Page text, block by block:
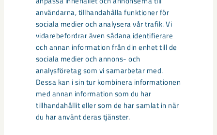
användarna, tillhandahålla funktioner för
sociala medier och analysera vår trafik. Vi
vidarebefordrar även sådana identifierare
och annan information från din enhet till de
sociala medier och annons- och
analysföretag som vi samarbetar med.
Dessa kan i sin tur kombinera informationen
med annan information som du har
tillhandahållit eller som de har samlat in när
du har använt deras tjänster.
Vad är det bästa med yogan?
– Att det skapar en medvetenhet i sig själv, en acceptans.
Man lär sig att umgås med sig själv och tycka om sig själv.